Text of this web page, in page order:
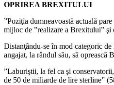
OPRIREA BREXITULUI
”Poziţia dumneavoastă actuală
mijloc de ”realizare a Brexitului” şi
Distanţându-se în mod categoric
angajat, la rândul său, să
”Laburiştii, la fel ca şi
de 50 de miliarde de lire sterline”